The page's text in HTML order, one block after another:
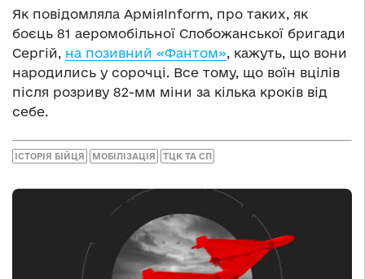
Як повідомляла АрміяInform, про таких, як
боєць 81 аеромобільної Слобожанської бригади
Сергій, на позивний «Фантом», кажуть, що вони
народились у сорочці. Все тому, що воїн вцілів
після розриву 82-мм міни за кілька кроків від
себе.
ІСТОРІЯ БІЙЦЯ МОБІЛІЗАЦІЯ ТЦК ТА СП